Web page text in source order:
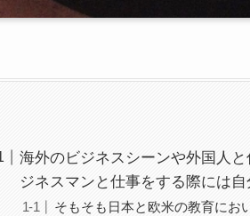
海外のビジネスシーンや外国人
ジネスマンと仕事をする際には
そもそも日本と欧米の教育にお